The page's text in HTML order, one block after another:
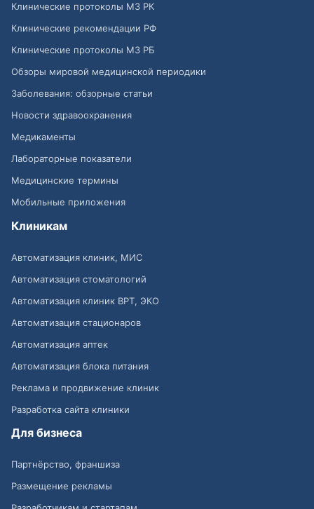
Клинические протоколы МЗ РК
Клинические рекомендации РФ
Клинические протоколы МЗ РБ
Обзоры мировой медицинской периодики
Заболевания: обзорные статьи
Новости здравоохранения
Медикаменты
Лабораторные показатели
Медицинские термины
Мобильные приложения
Клиникам
Автоматизация клиник, МИС
Автоматизация стоматологий
Автоматизация клиник ВРТ, ЭКО
Автоматизация стационаров
Автоматизация аптек
Автоматизация блока питания
Реклама и продвижение клиник
Разработка сайта клиники
Для бизнеса
Партнёрство, франшиза
Размещение рекламы